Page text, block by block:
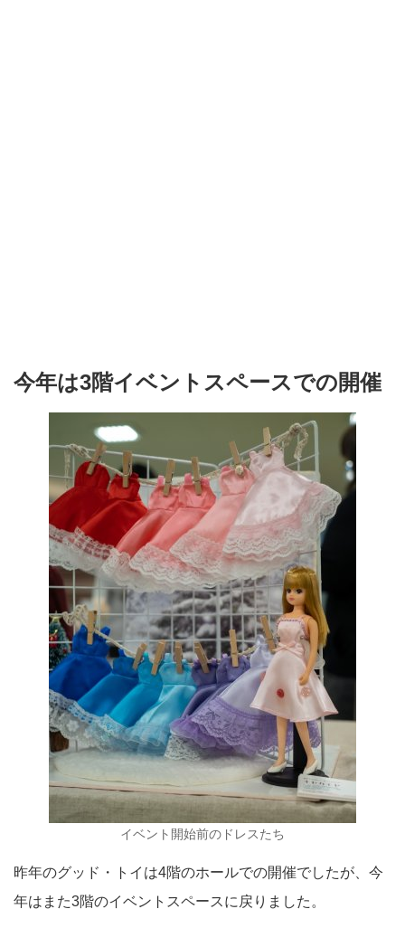
今年は3階イベントスペースでの開催
イベント開始前のドレスたち
昨年のグッド・トイは4階のホールでの開催でしたが、今
年はまた3階のイベントスペースに戻りました。